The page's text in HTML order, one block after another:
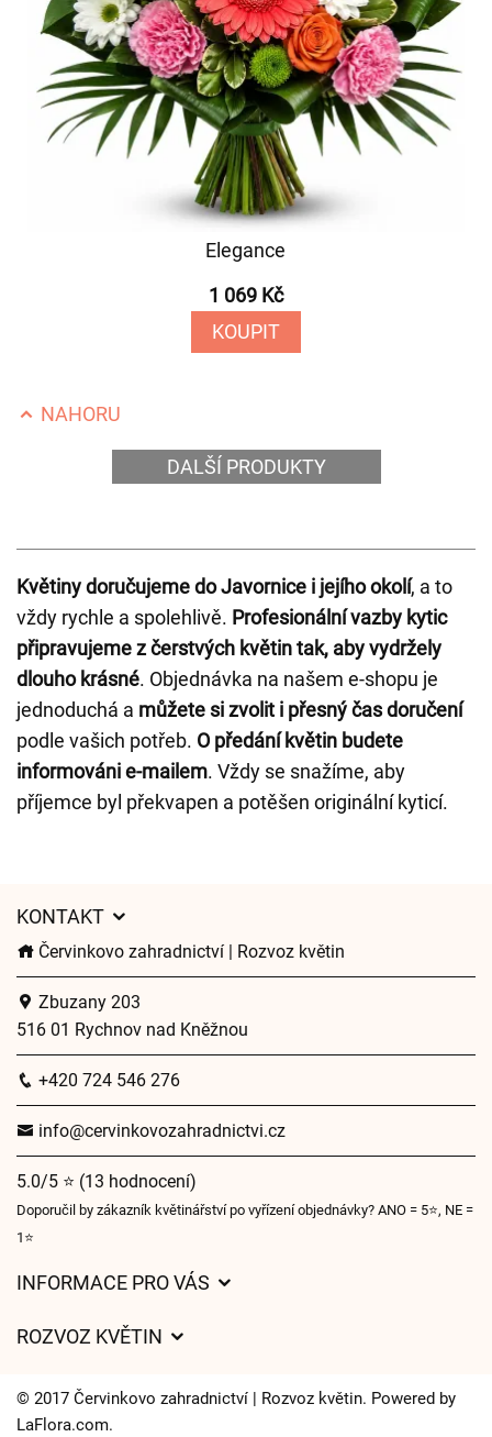
Elegance
1 069 Kč
KOUPIT
NAHORU
DALŠÍ PRODUKTY
Květiny doručujeme do Javornice i jejího okolí, a to
vždy rychle a spolehlivě. Profesionální vazby kytic
připravujeme z čerstvých květin tak, aby vydržely
dlouho krásné. Objednávka na našem e-shopu je
jednoduchá a můžete si zvolit i přesný čas doručení
podle vašich potřeb. O předání květin budete
informováni e-mailem. Vždy se snažíme, aby
příjemce byl překvapen a potěšen originální kyticí.
KONTAKT
Červinkovo zahradnictví | Rozvoz květin
Zbuzany 203
516 01 Rychnov nad Kněžnou
+420 724 546 276
info@cervinkovozahradnictvi.cz
5.0/5 ⭐ (13 hodnocení)
Doporučil by zákazník květinářství po vyřízení objednávky? ANO = 5⭐, NE =
1⭐
INFORMACE PRO VÁS
Často kladené dotazy
O nás
ROZVOZ KVĚTIN
Kam doručujeme květiny
© 2017 Červinkovo zahradnictví | Rozvoz květin. Powered by
LaFlora.com.